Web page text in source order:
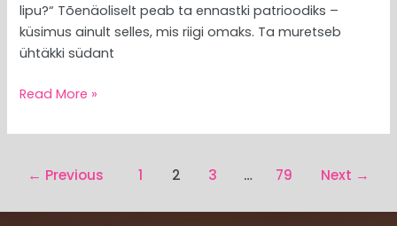
lipu?“ Tõenäoliselt peab ta ennastki patrioodiks –
küsimus ainult selles, mis riigi omaks. Ta muretseb
ühtäkki südant
Read More »
← Previous 1 2 3 … 79 Next →